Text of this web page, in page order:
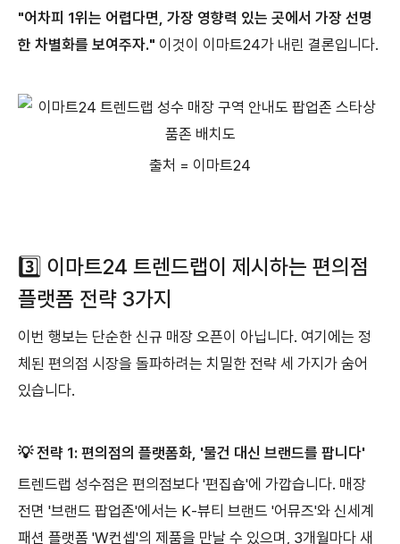
"어차피 1위는 어렵다면, 가장 영향력 있는 곳에서 가장 선명
한 차별화를 보여주자." 이것이 이마트24가 내린 결론입니다.
출처 = 이마트24
3️⃣ 이마트24 트렌드랩이 제시하는 편의점
플랫폼 전략 3가지
이번 행보는 단순한 신규 매장 오픈이 아닙니다. 여기에는 정
체된 편의점 시장을 돌파하려는 치밀한 전략 세 가지가 숨어
있습니다.
💡 전략 1: 편의점의 플랫폼화, '물건 대신 브랜드를 팝니다'
트렌드랩 성수점은 편의점보다 '편집숍'에 가깝습니다. 매장
전면 '브랜드 팝업존'에서는 K-뷰티 브랜드 '어뮤즈'와 신세계
패션 플랫폼 'W컨셉'의 제품을 만날 수 있으며, 3개월마다 새